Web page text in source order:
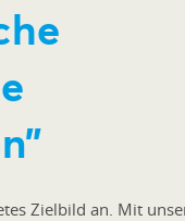
Zielbild an. Mit